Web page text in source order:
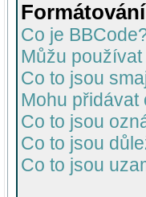
Co je
Můžu
Co to jsou
Mohu přidávat
Co to jsou
Co to jsou
Co to jsou